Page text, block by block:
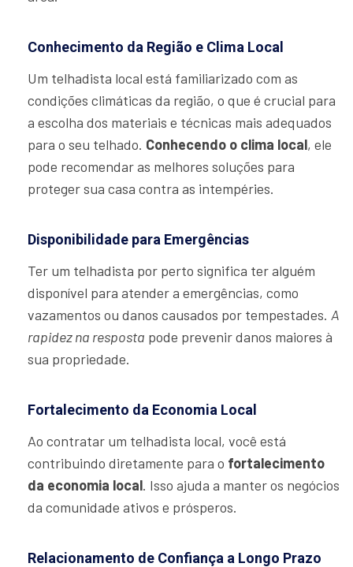
Conhecimento da Região e Clima Local
Um telhadista local está familiarizado com as
condições climáticas da região, o que é crucial para
a escolha dos materiais e técnicas mais adequados
para o seu telhado. Conhecendo o clima local, ele
pode recomendar as melhores soluções para
proteger sua casa contra as intempéries.
Disponibilidade para Emergências
Ter um telhadista por perto significa ter alguém
disponível para atender a emergências, como
vazamentos ou danos causados por tempestades. A
rapidez na resposta pode prevenir danos maiores à
sua propriedade.
Fortalecimento da Economia Local
Ao contratar um telhadista local, você está
contribuindo diretamente para o fortalecimento
da economia local. Isso ajuda a manter os negócios
da comunidade ativos e prósperos.
Relacionamento de Confiança a Longo Prazo